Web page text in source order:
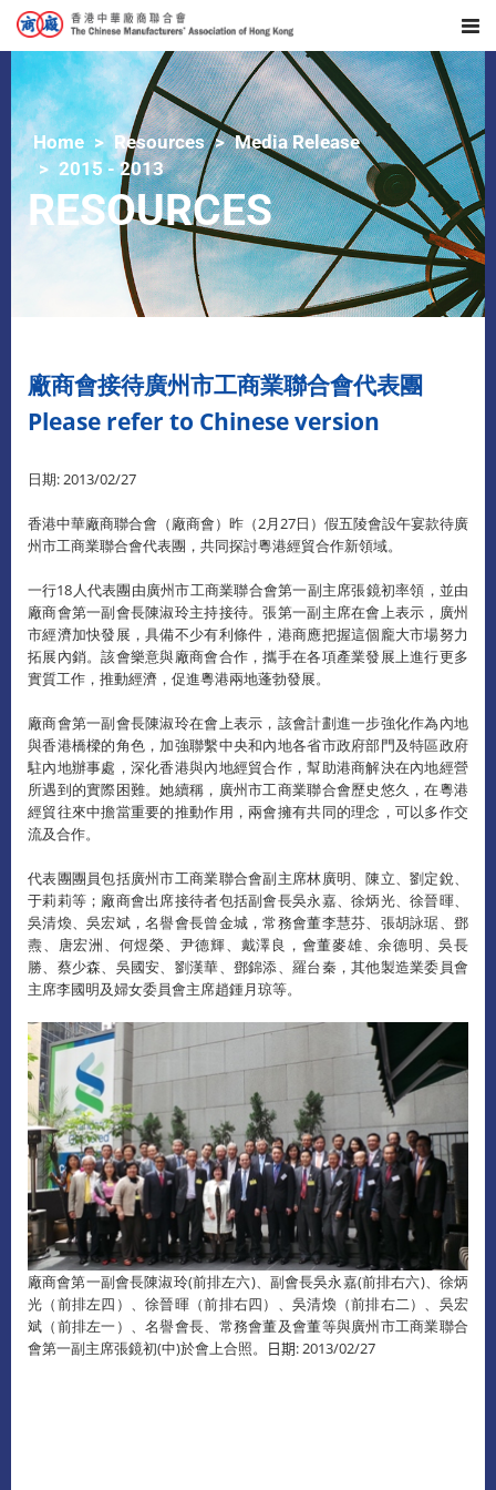
Home Resources
Media Release
2015 - 2013
RESOURCES
廠商會接待廣州市工商業聯合會代表團
Please refer to Chinese version
日期: 2013/02/27
香港中華廠商聯合會（廠商會）昨（2月27日）假五陵會設午宴款待廣
州市工商業聯合會代表團，共同探討粵港經貿合作新領域。
一行18人代表團由廣州市工商業聯合會第一副主席張鏡初率領，並由
廠商會第一副會長陳淑玲主持接待。張第一副主席在會上表示，廣州
市經濟加快發展，具備不少有利條件，港商應把握這個龐大市場努力
拓展內銷。該會樂意與廠商會合作，攜手在各項產業發展上進行更多
實質工作，推動經濟，促進粵港兩地蓬勃發展。
廠商會第一副會長陳淑玲在會上表示，該會計劃進一步強化作為內地
與香港橋樑的角色，加強聯繫中央和內地各省市政府部門及特區政府
駐內地辦事處，深化香港與內地經貿合作，幫助港商解決在內地經營
所遇到的實際困難。她續稱，廣州市工商業聯合會歷史悠久，在粵港
經貿往來中擔當重要的推動作用，兩會擁有共同的理念，可以多作交
流及合作。
代表團團員包括廣州市工商業聯合會副主席林廣明、陳立、劉定銳、
于莉莉等；廠商會出席接待者包括副會長吳永嘉、徐炳光、徐晉暉、
吳清煥、吳宏斌，名譽會長曾金城，常務會董李慧芬、張胡詠琚、鄧
燾、唐宏洲、何煜榮、尹德輝、戴澤良，會董麥雄、余德明、吳長
勝、蔡少森、吳國安、劉漢華、鄧錦添、羅台秦，其他製造業委員會
主席李國明及婦女委員會主席趙鍾月琼等。
廠商會第一副會長陳淑玲(前排左六)、副會長吳永嘉(前排右六)、徐炳
光（前排左四）、徐晉暉（前排右四）、吳清煥（前排右二）、吳宏
斌（前排左一）、名譽會長、常務會董及會董等與廣州市工商業聯合
會第一副主席張鏡初(中)於會上合照。
日期: 2013/02/27